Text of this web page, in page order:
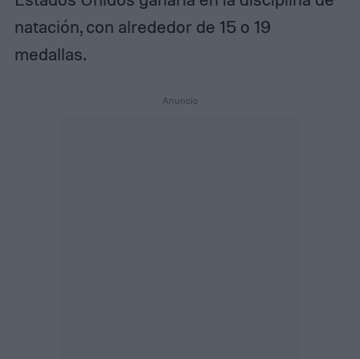
natación, con alrededor de 15 o 19
medallas.